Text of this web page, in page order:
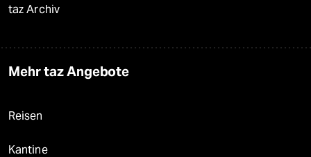
taz Archiv
Mehr taz Angebote
Reisen
Kantine